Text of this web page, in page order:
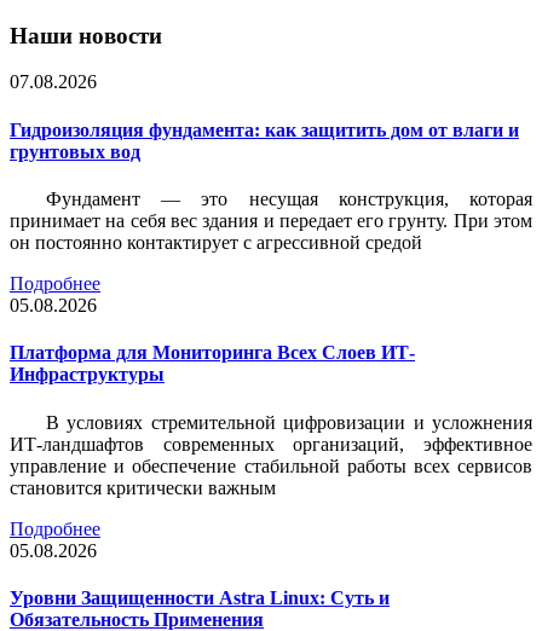
Наши новости
07.08.2026
Гидроизоляция фундамента: как защитить дом от влаги и
грунтовых вод
Фундамент — это несущая конструкция, которая
принимает на себя вес здания и передает его грунту. При этом
он постоянно контактирует с агрессивной средой
Подробнее
05.08.2026
Платформа для Мониторинга Всех Слоев ИТ-
Инфраструктуры
В условиях стремительной цифровизации и усложнения
ИТ-ландшафтов современных организаций, эффективное
управление и обеспечение стабильной работы всех сервисов
становится критически важным
Подробнее
05.08.2026
Уровни Защищенности Astra Linux: Суть и
Обязательность Применения